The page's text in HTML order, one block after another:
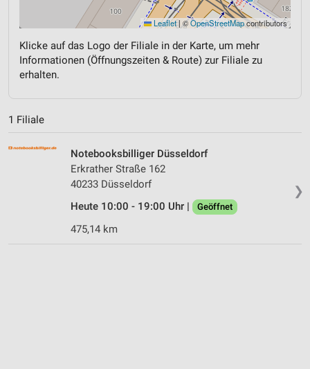
Leaflet| ©OpenStreetMapcontributors
Klicke auf das Logo der Filiale in der Karte, um mehr
Informationen (Öffnungszeiten & Route) zur Filiale zu
erhalten.
1 Filiale
❯
Notebooksbilliger Düsseldorf
Erkrather Straße 162
40233 Düsseldorf
Heute 10:00 - 19:00 Uhr |
Geöffnet
475,14 km